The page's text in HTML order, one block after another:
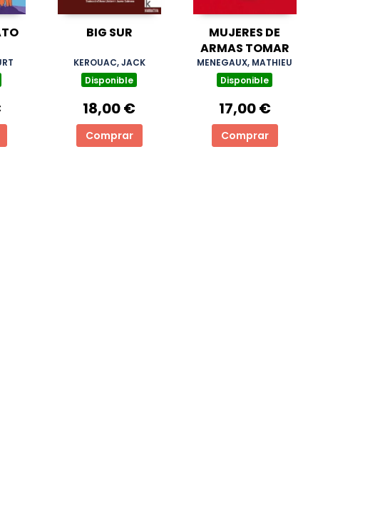
BIG SUR
KEROUAC, JACK
Disponible
18,00 €
Comprar
MUJERES DE
ARMAS TOMAR
MENEGAUX, MATHIEU
Disponible
17,00 €
Comprar